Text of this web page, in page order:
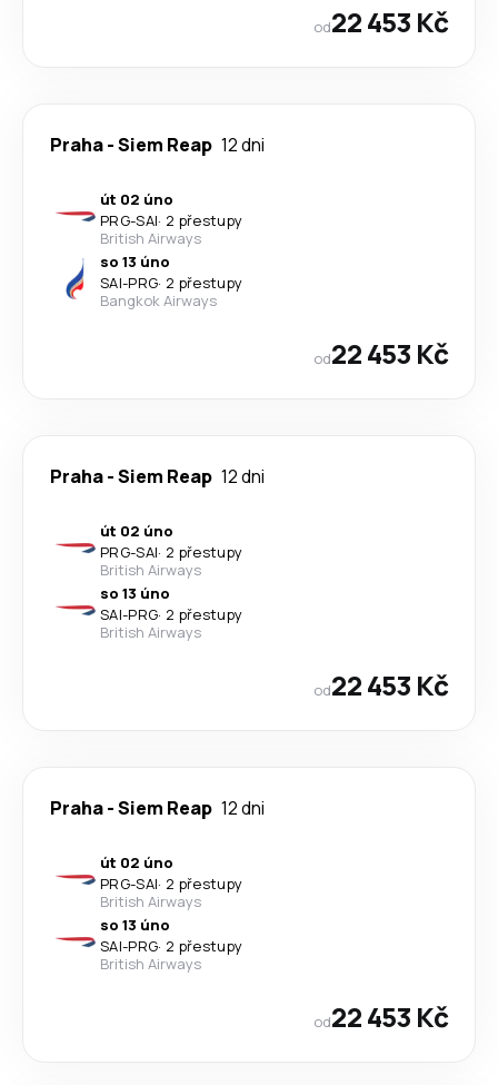
od22 453 Kč
Praha-Siem Reap 12 dni
út 02 úno
PRG-SAI· 2 přestupy
British Airways
so 13 úno
SAI-PRG· 2 přestupy
Bangkok Airways
od22 453 Kč
Praha-Siem Reap 12 dni
út 02 úno
PRG-SAI· 2 přestupy
British Airways
so 13 úno
SAI-PRG· 2 přestupy
British Airways
od22 453 Kč
Praha-Siem Reap 12 dni
út 02 úno
PRG-SAI· 2 přestupy
British Airways
so 13 úno
SAI-PRG· 2 přestupy
British Airways
od22 453 Kč